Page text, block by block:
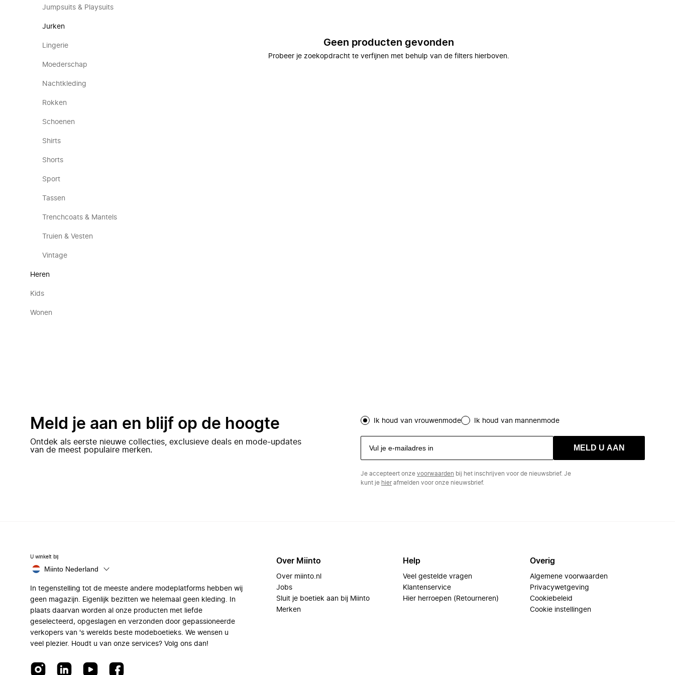
Jumpsuits & Playsuits
Jurken
Lingerie
Moederschap
Nachtkleding
Rokken
Schoenen
Shirts
Shorts
Sport
Tassen
Trenchcoats & Mantels
Truien & Vesten
Vintage
Heren
Kids
Wonen
Geen producten gevonden
Probeer je zoekopdracht te verfijnen met behulp van de filters hierboven.
Meld je aan en blijf op de hoogte
Ontdek als eerste nieuwe collecties, exclusieve deals en mode-updates
van de meest populaire merken.
Ik houd van vrouwenmode Ik houd van mannenmode
MELD U AAN
Je accepteert onze voorwaarden bij het inschrijven voor de nieuwsbrief. Je
kunt je hierafmelden voor onze nieuwsbrief.
U winkelt bij
Miinto Nederland
In tegenstelling tot de meeste andere modeplatforms hebben wij
geen magazijn. Eigenlijk bezitten we helemaal geen kleding. In
plaats daarvan worden al onze producten met liefde
geselecteerd, opgeslagen en verzonden door gepassioneerde
verkopers van 's werelds beste modeboetieks. We wensen u
veel plezier. Houdt u van onze services? Volg ons dan!
Over Miinto
Over miinto.nl
Jobs
Sluit je boetiek aan bij Miinto
Merken
Help
Veel gestelde vragen
Klantenservice
Hier herroepen (Retourneren)
Overig
Algemene voorwaarden
Privacywetgeving
Cookiebeleid
Cookie instellingen